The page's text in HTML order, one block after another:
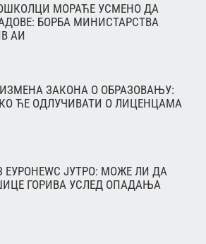
МОРАЋЕ УСМЕНО ДА
БОРБА МИНИСТАРСТВА
АИ
ЗАКОНА О ОБРАЗОВАЊУ:
ЋЕ ОДЛУЧИВАТИ О ЛИЦЕНЦАМА
ЕУРОНЕWС ЈУТРО: МОЖЕ ЛИ ДА
ГОРИВА УСЛЕД ОПАДАЊА